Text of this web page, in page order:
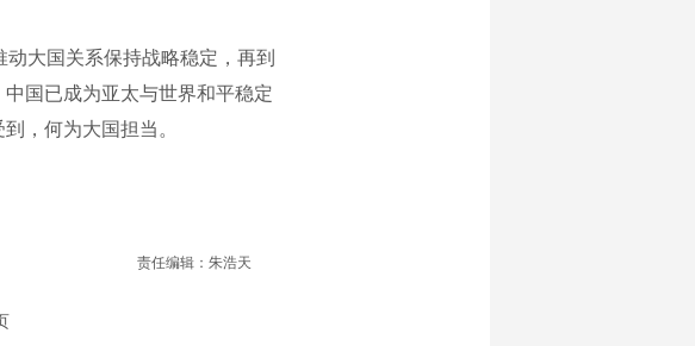
大国关系保持战略稳定，再到
国已成为亚太与世界和平稳定
，何为大国担当。
责任编辑：朱浩天